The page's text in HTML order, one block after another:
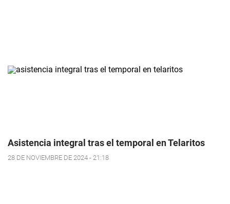
Asistencia integral tras el temporal en Telaritos
28 DE NOVIEMBRE DE 2024 - 21:18